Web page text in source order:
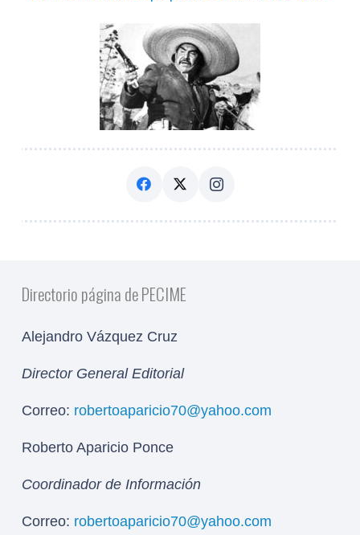
Directorio página de PECIME
Alejandro Vázquez Cruz
Director General Editorial
Correo: robertoaparicio70@yahoo.com
Roberto Aparicio Ponce
Coordinador de Información
Correo: robertoaparicio70@yahoo.com